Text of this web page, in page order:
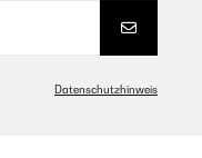
che ha fatto
godersi il giardino
Datenschutzhinweis